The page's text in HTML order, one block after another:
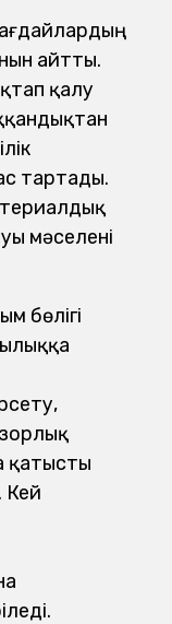
айтты.
қалу
тартады.
мәселені
бөлігі
қатысты
Кей